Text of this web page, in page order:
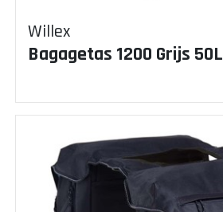
Willex
Bagagetas 1200 Grijs 50L